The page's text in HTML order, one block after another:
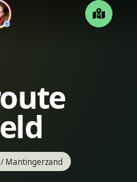
Mantingerzand